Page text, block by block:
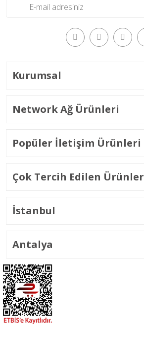
Kurumsal
Network Ağ Ürünleri
Popüler İletişim Ürünleri
Çok Tercih Edilen Ürünler
İstanbul
Antalya